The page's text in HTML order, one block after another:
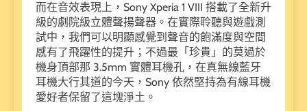
而在音效表現上，Sony Xperia 1 VIII 搭載了全新升
級的劇院級立體聲揚聲器。在實際聆聽與遊戲測
試中，我們可以明顯感覺到聲音的飽滿度與空間
感有了飛躍性的提升；不過最「珍貴」的莫過於
機身頂部那 3.5mm 實體耳機孔，在真無線藍牙
耳機大行其道的今天，Sony 依然堅持為有線耳機
愛好者保留了這塊淨土。